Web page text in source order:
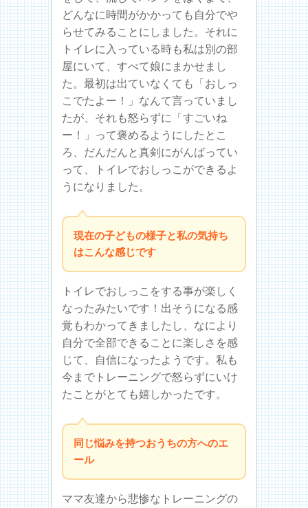
どんなに時間がかかっても自分でや
らせてみることにしました。それに
トイレに入っている時も私は別の部
屋にいて、すべて娘にまかせまし
た。最初は出ていなくても「おしっ
こでたよー！」なんて言っていまし
たが、それも怒らずに「すごいね
ー！」って褒めるようにしたとこ
ろ、だんだんと真剣にがんばってい
って、トイレでおしっこができるよ
うになりました。
現在の子どもの様子と私の気持ち
はこんな感じです
トイレでおしっこをする事が楽しく
なったみたいです！出そうになる感
覚もわかってきましたし、なにより
自分で全部できることに楽しさを感
じて、自信になったようです。私も
今までトレーニングで怒らずにいけ
たことがとても嬉しかったです。
同じ悩みを持つおうちの方へのエ
ール
ママ友達から悲惨なトレーニングの